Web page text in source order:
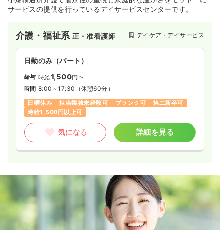
サービスの提供を行っているデイサービスセンターです。
介護・福祉系正・准看護師 デイケア・デイサービス
日勤のみ（パート）
給与 時給1,500円〜
時間 8:00～17:30 （休憩60分）
日曜休み
担当業務未経験可 ブランク可
第二新卒可
時給1,500円以上可
気になる 詳細を見る